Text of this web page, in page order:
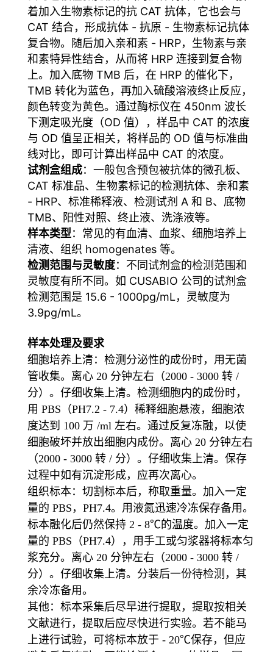
着加入生物素标记的抗 CAT 抗体，它也会与
CAT 结合，形成抗体 - 抗原 - 生物素标记抗体
复合物。随后加入亲和素 - HRP，生物素与亲
和素特异性结合，从而将 HRP 连接到复合物
上。加入底物 TMB 后，在 HRP 的催化下，
TMB 转化为蓝色，再加入硫酸溶液终止反应，
颜色转变为黄色。通过酶标仪在 450nm 波长
下测定吸光度（OD 值），样品中 CAT 的浓度
与 OD 值呈正相关，将样品的 OD 值与标准曲
线对比，即可计算出样品中 CAT 的浓度。
试剂盒组成：一般包含预包被抗体的微孔板、
CAT 标准品、生物素标记的检测抗体、亲和素
- HRP、标准稀释液、检测试剂 A 和 B、底物
TMB、阳性对照、终止液、洗涤液等。
样本类型：常见的有血清、血浆、细胞培养上
清液、组织 homogenates 等。
检测范围与灵敏度：不同试剂盒的检测范围和
灵敏度有所不同。如 CUSABIO 公司的试剂盒
检测范围是 15.6 - 1000pg/mL，灵敏度为
3.9pg/mL。
样本处理及要求
细胞培养上清：检测分泌性的成份时，用无菌
管收集。离心 20 分钟左右（2000 - 3000 转 /
分）。仔细收集上清。检测细胞内的成份时，
用 PBS（PH7.2 - 7.4）稀释细胞悬液，细胞浓
度达到 100 万 /ml 左右。通过反复冻融，以使
细胞破坏并放出细胞内成份。离心 20 分钟左右
（2000 - 3000 转 / 分）。仔细收集上清。保存
过程中如有沉淀形成，应再次离心。
组织标本：切割标本后，称取重量。加入一定
量的 PBS，PH7.4。用液氮迅速冷冻保存备用。
标本融化后仍然保持 2 - 8℃的温度。加入一定
量的 PBS（PH7.4），用手工或匀浆器将标本匀
浆充分。离心 20 分钟左右（2000 - 3000 转 /
分）。仔细收集上清。分装后一份待检测，其
余冷冻备用。
其他：标本采集后尽早进行提取，提取按相关
文献进行，提取后应尽快进行实验。若不能马
上进行试验，可将标本放于 - 20℃保存，但应